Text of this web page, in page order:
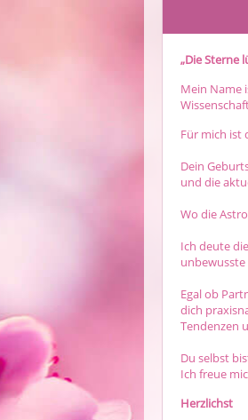
„Die Sterne
Mein Name
Für mich ist
Dein
und die
Wo die
Ich deute
unbewusste
Egal ob
dich
Tendenzen
Du selbst
Ich freue
Herzlichst